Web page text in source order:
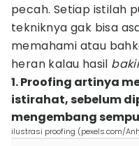
pecah. Setiap istilah
tekniknya gak bisa
memahami atau
heran kalau hasil
1. Proofing artinya
istirahat, sebelum
mengembang
ilustrasi proofing (pexels.com/